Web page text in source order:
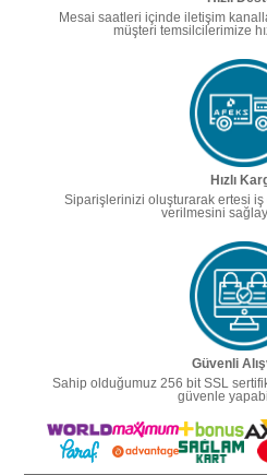
Mesai saatleri içinde iletişim
müşteri temsilcilerimize
Hızlı
Siparişlerinizi oluşturarak ertesi
verilmesini
Güvenli
Sahip olduğumuz 256 bit SSL
güvenle